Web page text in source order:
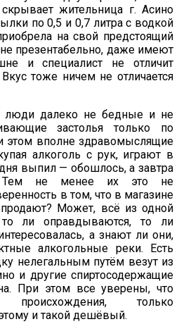
жительница г. Асино
по 0,5 и 0,7 литра с водкой
на свой предстоящий
презентабельно, даже имеют
и специалист не отличит
тоже ничем не отличается
люди далеко не бедные и не
застолья только по
вполне здравомыслящие
алкоголь с рук, играют в
выпил — обошлось, а завтра
Тем не менее их это не
в том, что в магазине
продают? Может, всё из одной
ли оправдываются, то ли
а знают ли они,
алкогольные реки. Есть
нелегальным путём везут из
и другие спиртосодержащие
При этом все уверены, что
только
и такой дешёвый.